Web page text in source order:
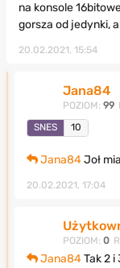
na konsole
gorsza od jedynki,
20.02.2021, 15:54
Jana84
POZIOM: 99
SNES 10
Jana84Joł
20.02.2021, 17:04
POZIOM: 0
Jana84Tak 2 i